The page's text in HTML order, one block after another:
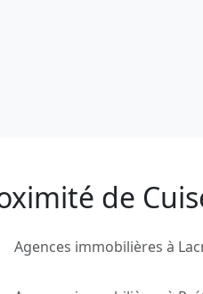
de
Agences immobilières à